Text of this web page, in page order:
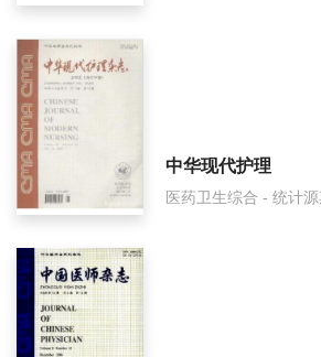
首都医科大学学报审稿要多久？
首都医科大学学报是国家级期刊吗？
中华现代护理
医药卫生综合 - 统计源